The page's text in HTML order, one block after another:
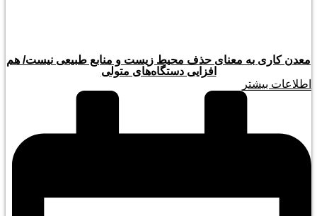
معدن کاری به معنای حذف محیط زیست و منابع طبیعی نیست/ هم
افزایی دستگاه‌های متولی
اطلاعات بیشتر